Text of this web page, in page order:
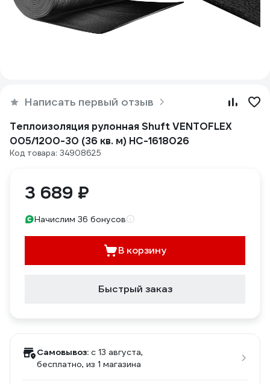
Написать первый отзыв
Теплоизоляция рулонная Shuft VENTOFLEX
005/1200-30 (36 кв. м) НС-1618026
Код товара: 34908625
3 689 ₽
Начислим 36 бонусов
В корзину
Быстрый заказ
Самовывоз: c 13 августа,
бесплатно, из 1 магазина